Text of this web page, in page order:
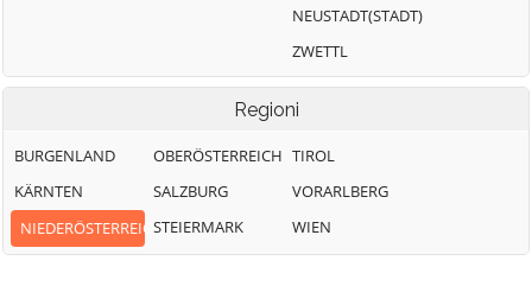
NEUSTADT(STADT)
ZWETTL
Regioni
BURGENLAND
KÄRNTEN
NIEDERÖSTERREICH
OBERÖSTERREICH
SALZBURG
STEIERMARK
TIROL
VORARLBERG
WIEN